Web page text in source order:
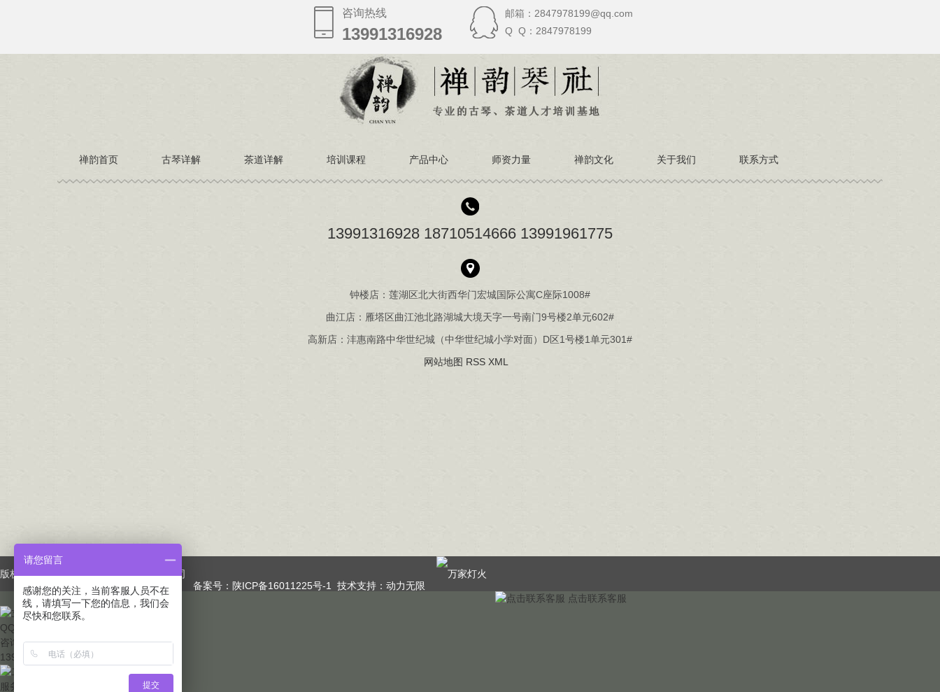
咨询热线
13991316928
13991316928
邮箱：2847978199@qq.com
Q Q：2847978199
禅韵首页 古琴详解 茶道详解 培训课程 产品中心 师资力量 禅韵文化 关于我们 联系方式
13991316928 18710514666 13991961775
钟楼店：莲湖区北大街西华门宏城国际公寓C座际1008#
曲江店：雁塔区曲江池北路湖城大境天字一号南门9号楼2单元602#
高新店：沣惠南路中华世纪城（中华世纪城小学对面）D区1号楼1单元301#
网站地图 RSS XML
版权所有：西安禅韵古琴文化传播有限公司
备案号： 陕ICP备16011225号-1 技术支持： 动力无限
点击联系客服
QQ咨询
咨询热线：
13991961775
服务热线
请您留言
感谢您的关注，当前客服人员不在
线，请填写一下您的信息，我们会
尽快和您联系。
提交